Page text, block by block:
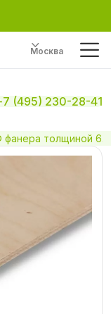
Москва
(495) 230-28-41
толщиной